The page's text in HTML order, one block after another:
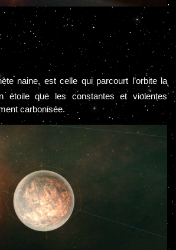
naine, est celle qui parcourt l’orbite la
étoile que les constantes et violentes
carbonisée.